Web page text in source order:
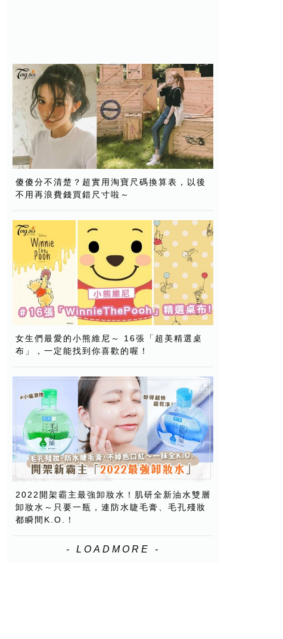
傻傻分不清楚？超實用淘寶尺碼換算表，以後
不用再浪費錢買錯尺寸啦～
女生們最愛的小熊維尼～ 16張「超美精選桌
布」，一定能找到你喜歡的喔！
2022開架霸主最強卸妝水！肌研全新油水雙層
卸妝水～只要一瓶，連防水睫毛膏、毛孔殘妝
都瞬間K.O.！
- LOADMORE -